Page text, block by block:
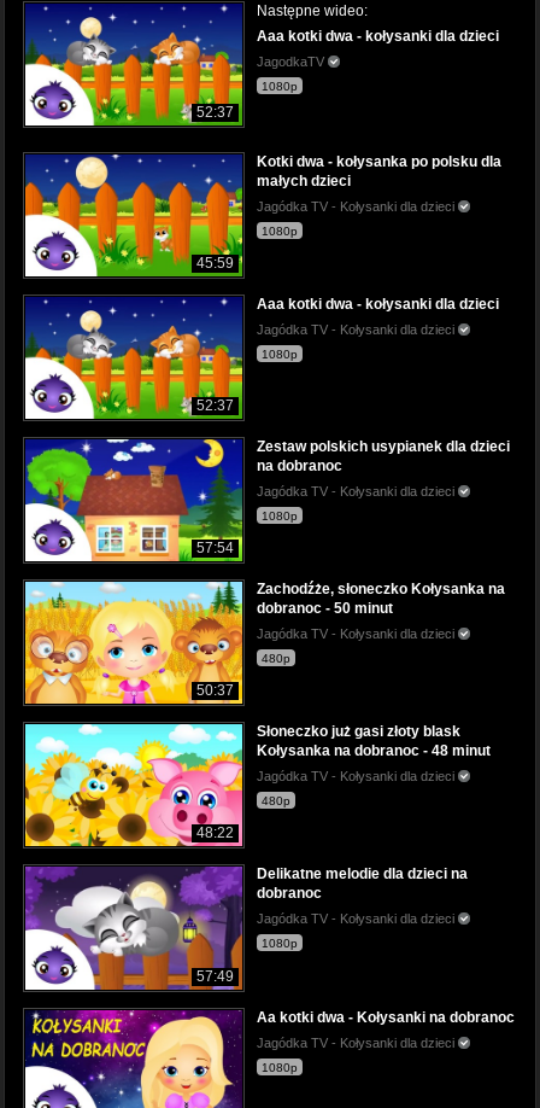
52:37
Następne wideo:
Aaa kotki dwa - kołysanki dla dzieci
JagodkaTV
1080p
45:59
Kotki dwa - kołysanka po polsku dla
małych dzieci
Jagódka TV - Kołysanki dla dzieci
1080p
52:37
Aaa kotki dwa - kołysanki dla dzieci
Jagódka TV - Kołysanki dla dzieci
1080p
57:54
Zestaw polskich usypianek dla dzieci
na dobranoc
Jagódka TV - Kołysanki dla dzieci
1080p
50:37
Zachodźże, słoneczko Kołysanka na
dobranoc - 50 minut
Jagódka TV - Kołysanki dla dzieci
480p
48:22
Słoneczko już gasi złoty blask
Kołysanka na dobranoc - 48 minut
Jagódka TV - Kołysanki dla dzieci
480p
57:49
Delikatne melodie dla dzieci na
dobranoc
Jagódka TV - Kołysanki dla dzieci
1080p
Aa kotki dwa - Kołysanki na dobranoc
Jagódka TV - Kołysanki dla dzieci
1080p